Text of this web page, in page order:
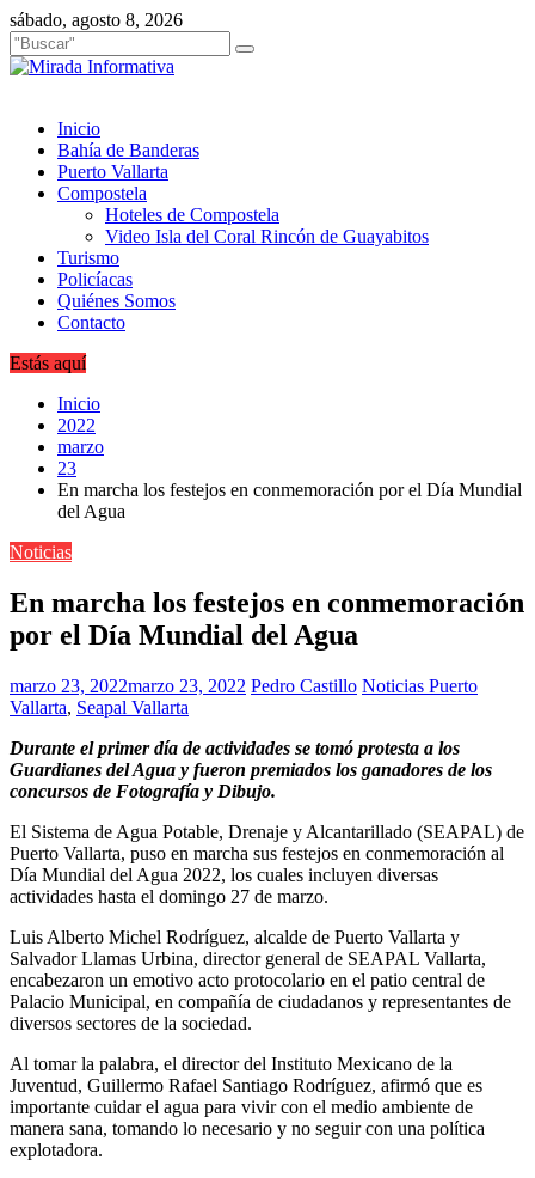
Saltar
al
contenido
sábado, agosto 8, 2026
Inicio
Bahía de Banderas
Puerto Vallarta
Compostela
Hoteles de Compostela
Video Isla del Coral Rincón de Guayabitos
Turismo
Policíacas
Quiénes Somos
Contacto
Estás aquí
Inicio
2022
marzo
23
En marcha los festejos en conmemoración por el Día Mundial
del Agua
Noticias
En marcha los festejos en conmemoración
por el Día Mundial del Agua
marzo 23, 2022marzo 23, 2022 Pedro Castillo Noticias Puerto
Vallarta, Seapal Vallarta
Durante el primer día de actividades se tomó protesta a los
Guardianes del Agua y fueron premiados los ganadores de los
concursos de Fotografía y Dibujo.
El Sistema de Agua Potable, Drenaje y Alcantarillado (SEAPAL) de
Puerto Vallarta, puso en marcha sus festejos en conmemoración al
Día Mundial del Agua 2022, los cuales incluyen diversas
actividades hasta el domingo 27 de marzo.
Luis Alberto Michel Rodríguez, alcalde de Puerto Vallarta y
Salvador Llamas Urbina, director general de SEAPAL Vallarta,
encabezaron un emotivo acto protocolario en el patio central de
Palacio Municipal, en compañía de ciudadanos y representantes de
diversos sectores de la sociedad.
Al tomar la palabra, el director del Instituto Mexicano de la
Juventud, Guillermo Rafael Santiago Rodríguez, afirmó que es
importante cuidar el agua para vivir con el medio ambiente de
manera sana, tomando lo necesario y no seguir con una política
explotadora.